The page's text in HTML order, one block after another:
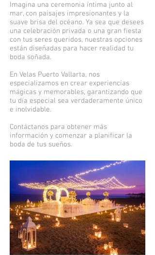
Imagina una ceremonia íntima junto al
mar, con paisajes impresionantes y la
suave brisa del océano. Ya sea que desees
una celebración privada o una gran fiesta
con tus seres queridos, nuestras opciones
están diseñadas para hacer realidad tu
boda soñada.
En Velas Puerto Vallarta, nos
especializamos en crear experiencias
mágicas y memorables, garantizando que
tu día especial sea verdaderamente único
e inolvidable.
Contáctanos para obtener más
información y comenzar a planificar la
boda de tus sueños.